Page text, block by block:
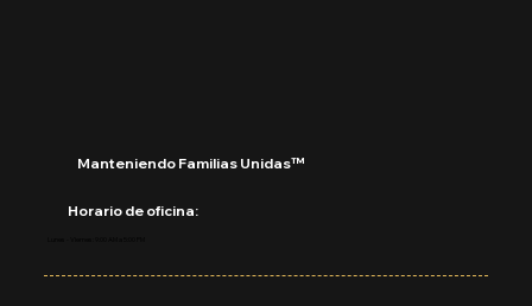
Manteniendo Familias Unidas™
Horario de oficina: